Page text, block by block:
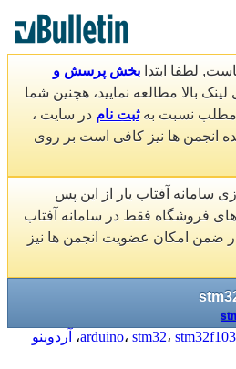
لطفا ابتدا بخش پرسش و
بالا مطالعه نمایید، هچنین شما
مطلب نسبت بهثبت نام در سایت ،
انجمن ها نیز کافی است بر روی
سامانه آفتاب یار از این پس
فروشگاه فقط در سامانه آفتاب
ضمن امکان عضویت انجمن ها نیز
arduino، stm32، stm32f103 ، آردوینو